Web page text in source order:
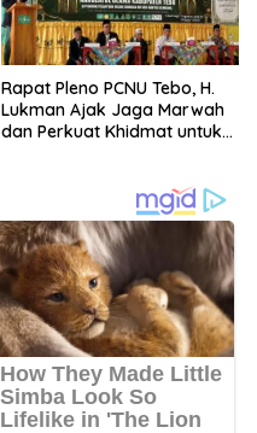
Rapat Pleno PCNU Tebo, H.
Lukman Ajak Jaga Marwah
dan Perkuat Khidmat untuk